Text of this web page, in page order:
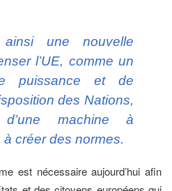
une nouvelle
l’UE, comme un
puissance et de
des Nations,
machine à
créer des normes.
est nécessaire aujourd’hui afin